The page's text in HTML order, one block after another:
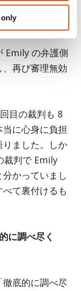
only
はそれをぱらぱ
ていました」
Emily の弁護側
再び審理無効
目の裁判も 8
に心身に負担
ました。しか
裁判で Emily
かっていまし
て裏付けるも
に調べ尽く
底的に調べ尽